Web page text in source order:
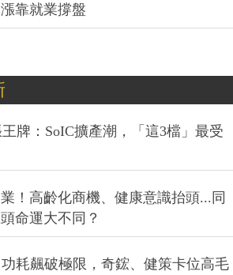
靠就業撐盤
牌：SoIC擴產潮，「這3檔」最受
！高齡化商機、健康意識抬頭...同
命運大不同？
耗飆破極限，奇鋐、健策卡位高毛